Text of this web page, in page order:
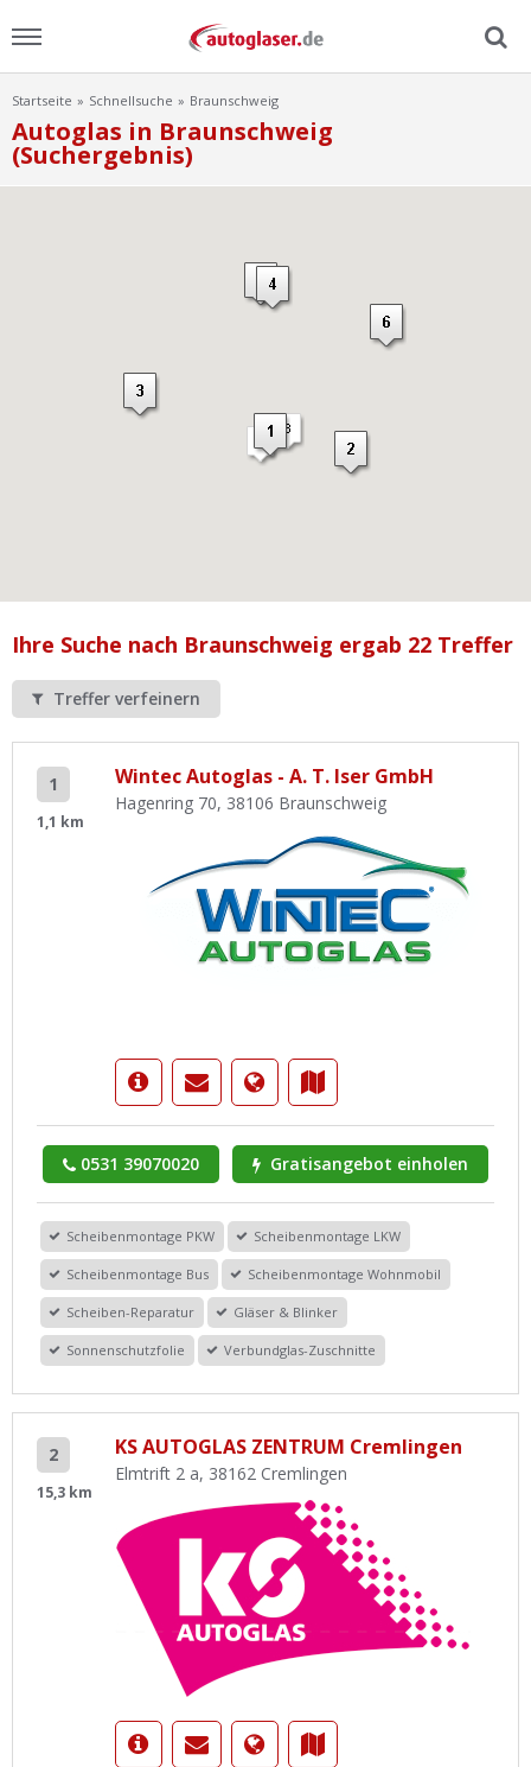
Menu
Home
Werkstatt Login
Startseite Schnellsuche Braunschweig
Autoglas in Braunschweig
(Suchergebnis)
Ihre Suche nach Braunschweig ergab 22 Treffer
Treffer verfeinern
1
1,1 km
Wintec Autoglas - A. T. Iser GmbH
Hagenring 70, 38106 Braunschweig
0531 39070020 Gratisangebot einholen
Scheibenmontage PKW Scheibenmontage LKW
Scheibenmontage Bus Scheibenmontage Wohnmobil
Scheiben-Reparatur Gläser & Blinker
Sonnenschutzfolie Verbundglas-Zuschnitte
2
15,3 km
KS AUTOGLAS ZENTRUM Cremlingen
Elmtrift 2 a, 38162 Cremlingen